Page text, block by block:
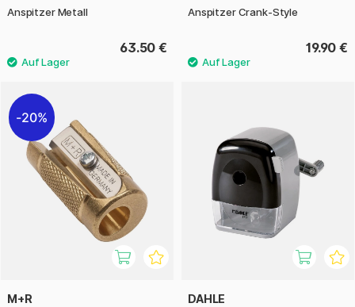
Anspitzer Metall
63.50 €
Anspitzer Crank-Style
19.90 €
20%
M+R DAHLE